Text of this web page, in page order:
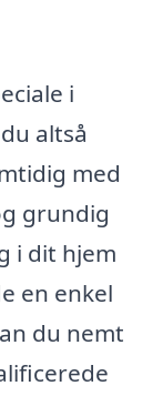
i
altså
med
grundig
i dit hjem
en enkel
du nemt